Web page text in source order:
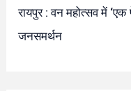
रायपुर : वन महोत्सव में
जनसमर्थन